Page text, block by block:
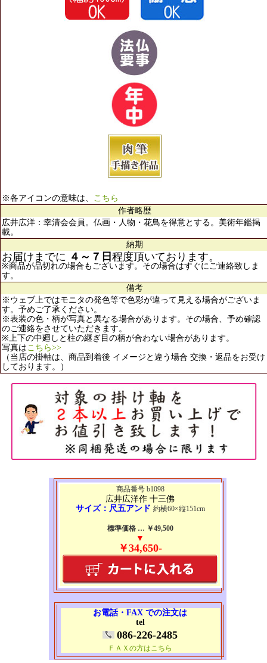
※各アイコンの意味は、 こちら
作者略歴
広井広洋：幸清会会員。仏画・人物・花鳥を得意とする。美術年鑑掲
載。
納期
お届けまでに ４～７日 程度頂いております。
※商品が品切れの場合もございます。その場合はすぐにご連絡致しま
す。
備考
※ウェブ上ではモニタの発色等で色彩が違って見える場合がございま
す。予めご了承ください。
※表装の色・柄が写真と異なる場合があります。その場合、予め確認
のご連絡をさせていただきます。
※上下の中廻しと柱の継ぎ目の柄が合わない場合があります。
写真はこちら>>
（当店の掛軸は、商品到着後 イメージと違う場合 交換・返品をお受け
しております。）
商品番号 b1098
広井広洋作 十三佛
サイズ：尺五アンド 約横60×縦151cm
標準価格 … ￥49,500
▼
￥34,650-
お電話・FAX での注文は
tel
086-226-2485
ＦＡＸの方はこちら